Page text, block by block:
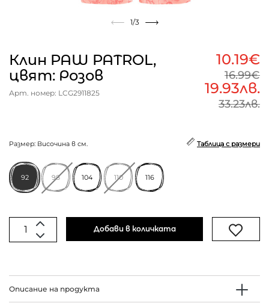
1/3
Клин PAW PATROL,
цвят: Розов
Арт. номер: LCG2911825
10.19€
16.99€
19.93лв.
33.23лв.
Размер: Височина в см. Таблица с размери
92 98 104 110 116
Добави в количката
Описание на продукта